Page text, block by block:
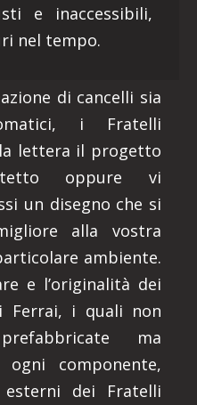
e inaccessibili,
nel tempo.
di cancelli sia
i Fratelli
lettera il progetto
oppure vi
un disegno che si
alla vostra
ambiente.
e l’originalità dei
Ferrai, i quali non
ma
componente,
dei Fratelli